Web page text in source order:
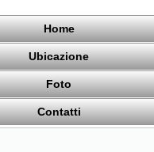
Home
Ubicazione
Foto
Contatti